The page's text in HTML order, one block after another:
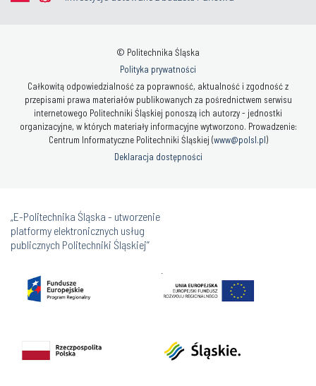
© Politechnika Śląska
Polityka prywatności
Całkowitą odpowiedzialność za poprawność, aktualność i zgodność z
przepisami prawa materiałów publikowanych za pośrednictwem serwisu
internetowego Politechniki Śląskiej ponoszą ich autorzy - jednostki
organizacyjne, w których materiały informacyjne wytworzono. Prowadzenie:
Centrum Informatyczne Politechniki Śląskiej (www@polsl.pl)
Deklaracja dostępności
„E-Politechnika Śląska - utworzenie
platformy elektronicznych usług
publicznych Politechniki Śląskiej”